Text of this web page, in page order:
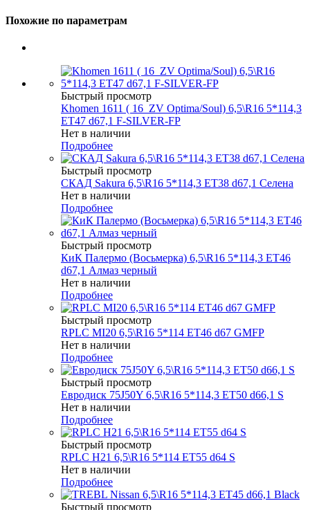
Похожие по параметрам
Быстрый просмотр
Khomen 1611 ( 16_ZV Optima/Soul) 6,5\R16 5*114,3
ET47 d67,1 F-SILVER-FP
Нет в наличии
Подробнее
Быстрый просмотр
СКАД Sakura 6,5\R16 5*114,3 ET38 d67,1 Селена
Нет в наличии
Подробнее
Быстрый просмотр
КиК Палермо (Восьмерка) 6,5\R16 5*114,3 ET46
d67,1 Алмаз черный
Нет в наличии
Подробнее
Быстрый просмотр
RPLC MI20 6,5\R16 5*114 ET46 d67 GMFP
Нет в наличии
Подробнее
Быстрый просмотр
Евродиск 75J50Y 6,5\R16 5*114,3 ET50 d66,1 S
Нет в наличии
Подробнее
Быстрый просмотр
RPLC H21 6,5\R16 5*114 ET55 d64 S
Нет в наличии
Подробнее
Быстрый просмотр